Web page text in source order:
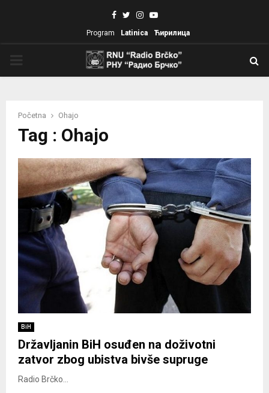
Facebook
TwitterInstagram
Youtube
Program Latinica Ћирилица
Početna Ohajo
Tag : Ohajo
BiH
Državljanin BiH osuđen na doživotni
zatvor zbog ubistva bivše supruge
Radio Brčko...